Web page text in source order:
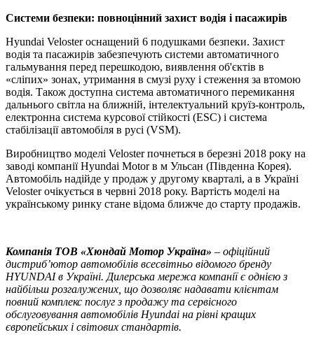
Системи безпеки: повноцінний захист водія і пасажирів
Hyundai Veloster оснащений 6 подушками безпеки. Захист
водія та пасажирів забезпечують системи автоматичного
гальмування перед перешкодою, виявлення об'єктів в
«сліпих» зонах, утримання в смузі руху і стеження за втомою
водія. Також доступна система автоматичного перемикання
дальнього світла на ближній, інтелектуальний круїз-контроль,
електронна система курсової стійкості (ESC) і система
стабілізації автомобіля в русі (VSM).
Виробництво моделі Veloster почнеться в березні 2018 року на
заводі компанії Hyundai Motor в м Ульсан (Південна Корея).
Автомобіль надійде у продаж у другому кварталі, а в Україні
Veloster очікується в червні 2018 року. Вартість моделі на
українському ринку стане відома ближче до старту продажів.
Компанія ТOВ «Хюндай Мотор Україна» – офіційний
дистриб’ютор автомобілів всесвітньо відомого бренду
HYUNDAI в Україні. Дилерська мережа компанії є однією з
найбільш розгалужених, що дозволяє надавати клієнтам
повний комплекс послуг з продажу та сервісного
обслуговування автомобілів Hyundai на рівні кращих
європейських і світових стандартів.